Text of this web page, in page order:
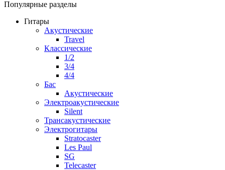
Популярные разделы
Гитары
Акустические
Travel
Классические
1/2
3/4
4/4
Бас
Акустические
Электроакустические
Silent
Трансакустические
Электрогитары
Stratocaster
Les Paul
SG
Telecaster